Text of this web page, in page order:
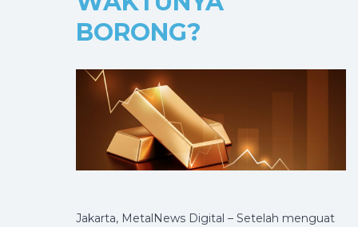
BORONG?
Jakarta, MetalNews Digital – Setelah menguat